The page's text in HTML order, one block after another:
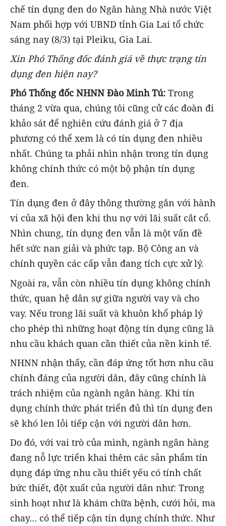
chế tín dụng đen do Ngân hàng Nhà nước Việt
Nam phối hợp với UBND tỉnh Gia Lai tổ chức
sáng nay (8/3) tại Pleiku, Gia Lai.
Xin Phó Thống đốc đánh giá về thực trạng tín
dụng đen hiện nay?
Phó Thống đốc NHNN Đào Minh Tú: Trong
tháng 2 vừa qua, chúng tôi cũng cử các đoàn đi
khảo sát để nghiên cứu đánh giá ở 7 địa
phương có thể xem là có tín dụng đen nhiều
nhất. Chúng ta phải nhìn nhận trong tín dụng
không chính thức có một bộ phận tín dụng
đen.
Tín dụng đen ở đây thông thường gắn với hành
vi của xã hội đen khi thu nợ với lãi suất cắt cổ.
Nhìn chung, tín dụng đen vẫn là một vấn đề
hết sức nan giải và phức tạp. Bộ Công an và
chính quyền các cấp vẫn đang tích cực xử lý.
Ngoài ra, vẫn còn nhiều tín dụng không chính
thức, quan hệ dân sự giữa người vay và cho
vay. Nếu trong lãi suất và khuôn khổ pháp lý
cho phép thì những hoạt động tín dụng cũng là
nhu cầu khách quan cần thiết của nền kinh tế.
NHNN nhận thấy, cần đáp ứng tốt hơn nhu cầu
chính đáng của người dân, đây cũng chính là
trách nhiệm của ngành ngân hàng. Khi tín
dụng chính thức phát triển đủ thì tín dụng đen
sẽ khó len lỏi tiếp cận với người dân hơn.
Do đó, với vai trò của mình, ngành ngân hàng
đang nỗ lực triển khai thêm các sản phẩm tín
dụng đáp ứng nhu cầu thiết yếu có tính chất
bức thiết, đột xuất của người dân như: Trong
sinh hoạt như là khám chữa bệnh, cưới hỏi, ma
chay… có thể tiếp cận tín dụng chính thức. Như